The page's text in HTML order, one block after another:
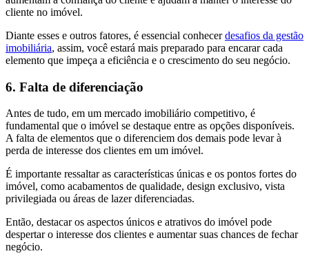
cliente no imóvel.
Diante esses e outros fatores, é essencial conhecerdesafios da gestão
imobiliária, assim, você estará mais preparado para encarar cada
elemento que impeça a eficiência e o crescimento do seu negócio.
6. Falta de diferenciação
Antes de tudo, em um mercado imobiliário competitivo, é
fundamental que o imóvel se destaque entre as opções disponíveis.
A falta de elementos que o diferenciem dos demais pode levar à
perda de interesse dos clientes em um imóvel.
É importante ressaltar as características únicas e os pontos fortes do
imóvel, como acabamentos de qualidade, design exclusivo, vista
privilegiada ou áreas de lazer diferenciadas.
Então, destacar os aspectos únicos e atrativos do imóvel pode
despertar o interesse dos clientes e aumentar suas chances de fechar
negócio.